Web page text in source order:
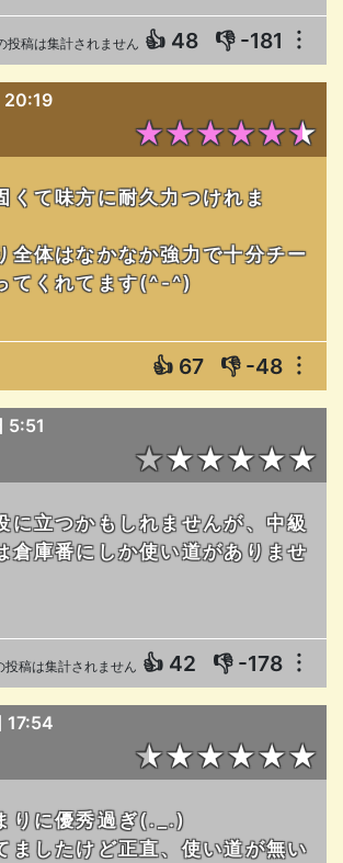
投稿は集計されません 👍 48 👎 -181 ︙
20:19
★★★★★★
くて味方に耐久力つけれま
全体はなかなか強力で十分チー
てくれてます(^-^)
👍 67 👎 -48 ︙
5:51
★★★★★★
に立つかもしれませんが、中級
倉庫番にしか使い道がありませ
投稿は集計されません 👍 42 👎 -178 ︙
17:54
★★★★★★
りに優秀過ぎ(._.)
ましたけど正直、使い道が無い